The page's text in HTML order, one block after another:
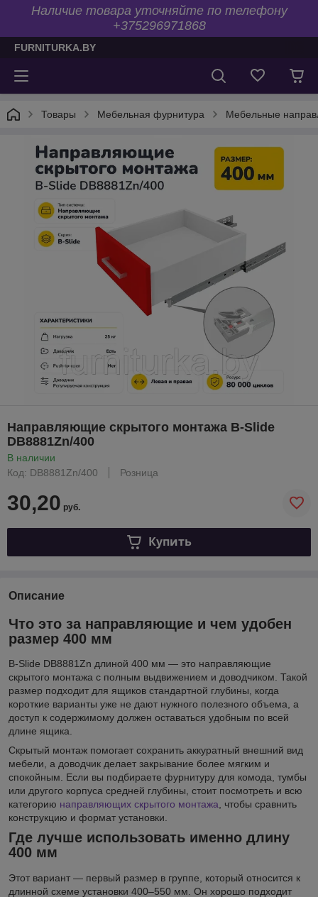
Наличие товара уточняйте по телефону
+375296971868
FURNITURKA.BY
Товары Мебельная фурнитура Мебельные
Направляющие скрытого монтажа B-Slide
DB8881Zn/400
В наличии
Код: DB8881Zn/400
Розница
30,20 руб.
Купить
Описание
Что это за направляющие и чем удобен
размер 400 мм
B-Slide DB8881Zn длиной 400 мм — это направляющие
скрытого монтажа с полным выдвижением и доводчиком. Такой
размер подходит для ящиков стандартной глубины, когда
короткие варианты уже не дают нужного полезного объема, а
доступ к содержимому должен оставаться удобным по всей
длине ящика.
Скрытый монтаж помогает сохранить аккуратный внешний вид
мебели, а доводчик делает закрывание более мягким и
спокойным. Если вы подбираете фурнитуру для комода, тумбы
или другого корпуса средней глубины, стоит посмотреть и всю
категорию направляющих скрытого монтажа, чтобы сравнить
конструкцию и формат установки.
Где лучше использовать именно длину
400 мм
Этот вариант — первый размер в группе, который относится к
длинной схеме установки 400–550 мм. Он хорошо подходит